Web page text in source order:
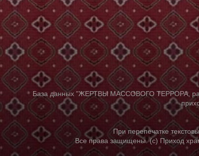
База данных "ЖЕРТВЫ МАССОВОГО ТЕРРОРА,
При перепечатке
Все права защищены. (с) Приход